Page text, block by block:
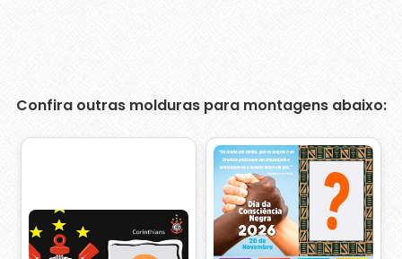
Confira outras molduras para montagens abaixo: